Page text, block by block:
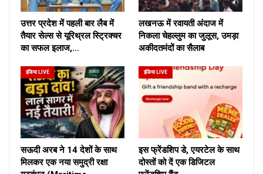
उत्तर प्रदेश में पहली बार लैब में
तैयार सेल्स से यूरिथ्रल स्ट्रिक्चर
का सफल इलाज,…
लखनऊ में रवायती अंदाज में
निकला चेहल्लुम का जुलूस, उमड़ा
अकीदतमंदों का सैलाब
इंडिया LIVE
सऊदी अरब ने 14 देशों के साथ
मिलकर एक नया समुद्री रक्षा
इंडिया LIVE
इस फ्रेंडशिप डे, एयरटेल के साथ
दोस्तों को दें एक डिजिटल